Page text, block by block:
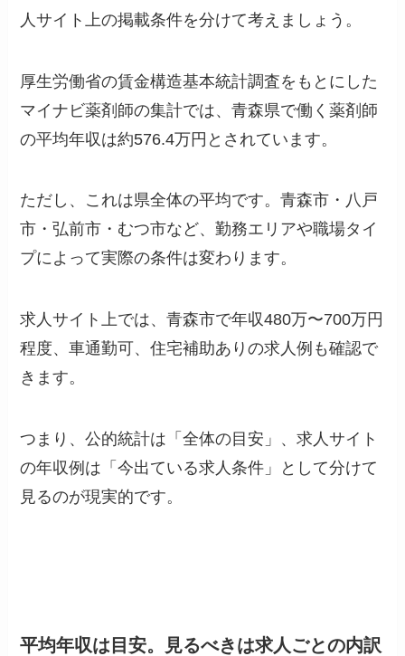
人サイト上の掲載条件を分けて考えましょう。
厚生労働省の賃金構造基本統計調査をもとにした
マイナビ薬剤師の集計では、青森県で働く薬剤師
の平均年収は約576.4万円とされています。
ただし、これは県全体の平均です。青森市・八戸
市・弘前市・むつ市など、勤務エリアや職場タイ
プによって実際の条件は変わります。
求人サイト上では、青森市で年収480万〜700万円
程度、車通勤可、住宅補助ありの求人例も確認で
きます。
つまり、公的統計は「全体の目安」、求人サイト
の年収例は「今出ている求人条件」として分けて
見るのが現実的です。
平均年収は目安。見るべきは求人ごとの内訳